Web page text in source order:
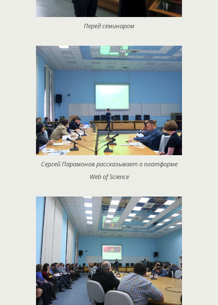
Перед семинаром
Сергей Парамонов рассказывает о платформе
Web of Science